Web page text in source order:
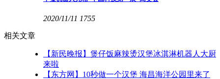
2020/11/11 1755
相关文章
【新民晚报】煲仔饭麻辣烫汉堡冰淇淋机器人大厨
来啦
【东方网】10秒做一个汉堡 海昌海洋公园里来了